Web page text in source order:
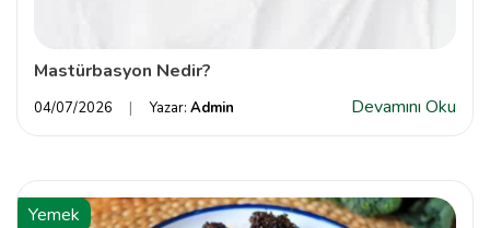
Mastürbasyon Nedir?
04/07/2026 Yazar: Admin Devamını Oku
Yemek